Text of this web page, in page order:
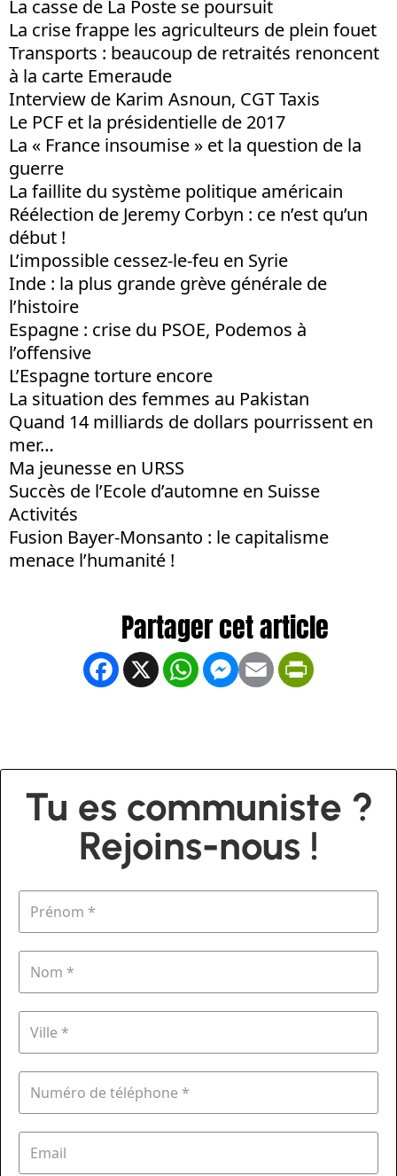
La casse de La Poste se poursuit
La crise frappe les agriculteurs de plein fouet
Transports : beaucoup de retraités renoncent
à la carte Emeraude
Interview de Karim Asnoun, CGT Taxis
Le PCF et la présidentielle de 2017
La « France insoumise » et la question de la
guerre
La faillite du système politique américain
Réélection de Jeremy Corbyn : ce n’est qu’un
début !
L’impossible cessez-le-feu en Syrie
Inde : la plus grande grève générale de
l’histoire
Espagne : crise du PSOE, Podemos à
l’offensive
L’Espagne torture encore
La situation des femmes au Pakistan
Quand 14 milliards de dollars pourrissent en
mer…
Ma jeunesse en URSS
Succès de l’Ecole d’automne en Suisse
Activités
Fusion Bayer-Monsanto : le capitalisme
menace l’humanité !
Facebook
X WhatsApp
Messenger
Email
Tu es communiste ?
Rejoins-nous !